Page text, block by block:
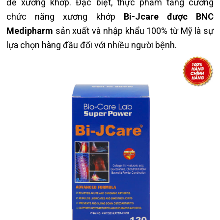
đề xương khớp. Đặc biệt, thực phẩm tăng cường
chức năng xương khớp Bi-Jcare được BNC
Medipharm sản xuất và nhập khẩu 100% từ Mỹ là sự
lựa chọn hàng đầu đối với nhiều người bệnh.